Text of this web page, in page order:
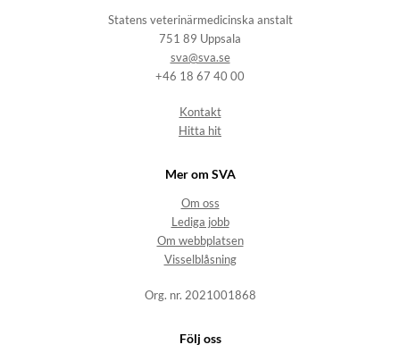
Statens veterinärmedicinska anstalt
751 89 Uppsala
sva@sva.se
+46 18 67 40 00
Kontakt
Hitta hit
Mer om SVA
Om oss
Lediga jobb
Om webbplatsen
Visselblåsning
Org. nr. 2021001868
Följ oss